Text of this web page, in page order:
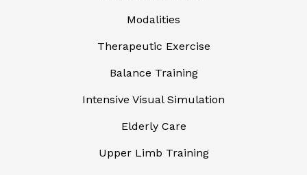
Modalities
Therapeutic Exercise
Balance Training
Intensive Visual Simulation
Elderly Care
Upper Limb Training